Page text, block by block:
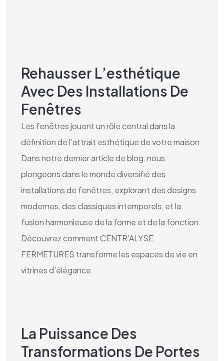
Rehausser L’esthétique
Avec Des Installations De
Fenêtres
Les fenêtres jouent un rôle central dans la
définition de l’attrait esthétique de votre maison.
Dans notre dernier article de blog, nous
plongeons dans le monde diversifié des
installations de fenêtres, explorant des designs
modernes, des classiques intemporels, et la
fusion harmonieuse de la forme et de la fonction.
Découvrez comment CENTR’ALYSE
FERMETURES transforme les espaces de vie en
vitrines d’élégance.
La Puissance Des
Transformations De Portes